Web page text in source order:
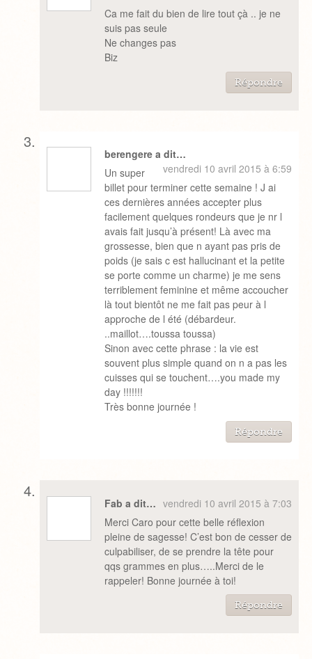
Ca me fait du bien de lire tout çà .. je ne
suis pas seule
Ne changes pas
Biz
Répondre
berengere a dit…
vendredi 10 avril 2015 à 6:59
Un super
billet pour terminer cette semaine ! J ai
ces dernières années accepter plus
facilement quelques rondeurs que je nr l
avais fait jusqu’à présent! Là avec ma
grossesse, bien que n ayant pas pris de
poids (je sais c est hallucinant et la petite
se porte comme un charme) je me sens
terriblement feminine et même accoucher
là tout bientôt ne me fait pas peur à l
approche de l été (débardeur.
..maillot….toussa toussa)
Sinon avec cette phrase : la vie est
souvent plus simple quand on n a pas les
cuisses qui se touchent….you made my
day !!!!!!!
Très bonne journée !
Répondre
Fab a dit… vendredi 10 avril 2015 à 7:03
Merci Caro pour cette belle réflexion
pleine de sagesse! C’est bon de cesser de
culpabiliser, de se prendre la tête pour
qqs grammes en plus…..Merci de le
rappeler! Bonne journée à toi!
Répondre